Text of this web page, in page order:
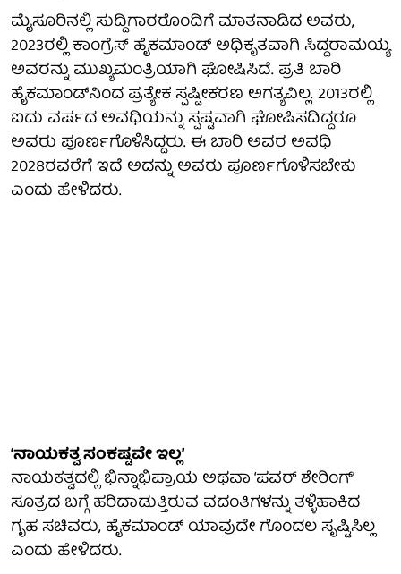
ಮೈಸೂರಿನಲ್ಲಿ ಸುದ್ದಿಗಾರರೊಂದಿಗೆ ಮಾತನಾಡಿದ ಅವರು,
2023ರಲ್ಲಿ ಕಾಂಗ್ರೆಸ್ ಹೈಕಮಾಂಡ್ ಅಧಿಕೃತವಾಗಿ ಸಿದ್ದರಾಮಯ್ಯ
ಅವರನ್ನು ಮುಖ್ಯಮಂತ್ರಿಯಾಗಿ ಘೋಷಿಸಿದೆ. ಪ್ರತಿ ಬಾರಿ
ಹೈಕಮಾಂಡ್‌ನಿಂದ ಪ್ರತ್ಯೇಕ ಸ್ಪಷ್ಟೀಕರಣ ಅಗತ್ಯವಿಲ್ಲ. 2013ರಲ್ಲಿ
ಐದು ವರ್ಷದ ಅವಧಿಯನ್ನು ಸ್ಪಷ್ಟವಾಗಿ ಘೋಷಿಸದಿದ್ದರೂ
ಅವರು ಪೂರ್ಣಗೊಳಿಸಿದ್ದರು. ಈ ಬಾರಿ ಅವರ ಅವಧಿ
2028ರವರೆಗೆ ಇದೆ ಅದನ್ನು ಅವರು ಪೂರ್ಣಗೊಳಿಸಬೇಕು
ಎಂದು ಹೇಳಿದರು.
‘ನಾಯಕತ್ವ ಸಂಕಷ್ಟವೇ ಇಲ್ಲ’
ನಾಯಕತ್ವದಲ್ಲಿ ಭಿನ್ನಾಭಿಪ್ರಾಯ ಅಥವಾ ‘ಪವರ್ ಶೇರಿಂಗ್’
ಸೂತ್ರದ ಬಗ್ಗೆ ಹರಿದಾಡುತ್ತಿರುವ ವದಂತಿಗಳನ್ನು ತಳ್ಳಿಹಾಕಿದ
ಗೃಹ ಸಚಿವರು, ಹೈಕಮಾಂಡ್ ಯಾವುದೇ ಗೊಂದಲ ಸೃಷ್ಟಿಸಿಲ್ಲ
ಎಂದು ಹೇಳಿದರು.